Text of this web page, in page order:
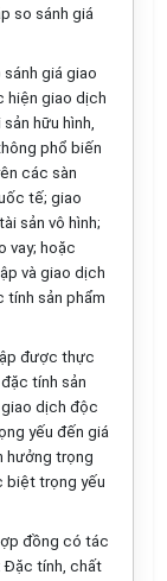
so sánh giá
giá giao
hiện giao dịch
hữu hình,
phổ biến
các sàn
tế; giao
sản vô hình;
vay; hoặc
và giao dịch
tính sản phẩm
được thực
tính sản
dịch độc
yếu đến giá
hưởng trọng
biệt trọng yếu
đồng có tác
Đặc tính, chất